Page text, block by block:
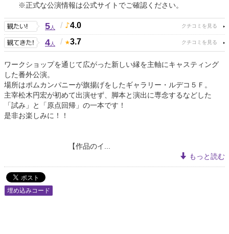
※正式な公演情報は公式サイトでご確認ください。
5人 / 4.0
4人 / 3.7
ワークショップを通じて広がった新しい縁を主軸にキャスティング
した番外公演。
場所はポムカンパニーが旗揚げをしたギャラリー・ルデコ５Ｆ。
主宰松木円宏が初めて出演せず、脚本と演出に専念するなどした
「試み」と「原点回帰」の一本です！
是非お楽しみに！！
【作品のイ...
もっと読む
埋め込みコード